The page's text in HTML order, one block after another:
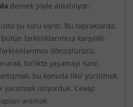
dernek şöyle anlatılıyor:
şu soru vardı: Bu topraklarda,
farklılıklarımıza karşılıklı
dönüştürücü,
birlikte yaşamayı nasıl
bu konuda fikir yürütmek,
yaratmak istiyorduk. Cevap
aramak.